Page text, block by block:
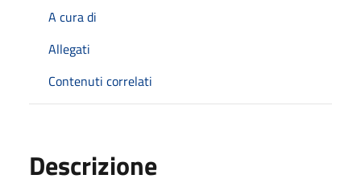
A cura di
Allegati
Contenuti correlati
Descrizione